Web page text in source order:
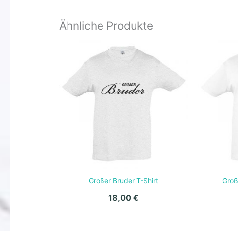
Ähnliche Produkte
Großer Bruder T-Shirt
18,00€